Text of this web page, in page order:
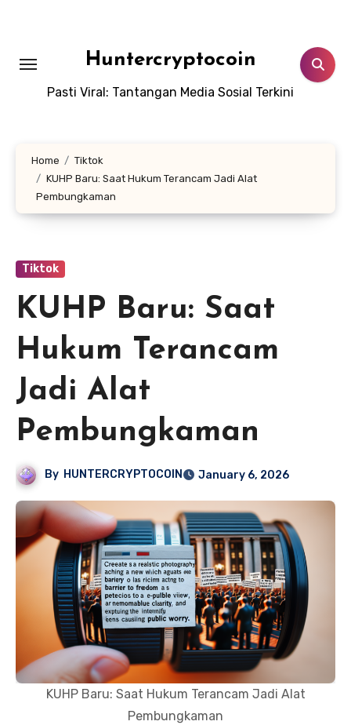
Huntercryptocoin
Pasti Viral: Tantangan Media Sosial Terkini
Home
Tiktok
KUHP Baru: Saat Hukum Terancam Jadi Alat
Pembungkaman
Tiktok
KUHP Baru: Saat
Hukum Terancam
Jadi Alat
Pembungkaman
By HUNTERCRYPTOCOIN January 6, 2026
KUHP Baru: Saat Hukum Terancam Jadi Alat
Pembungkaman